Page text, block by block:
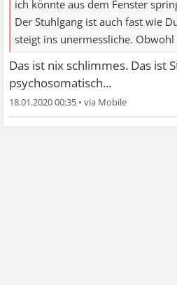
ich könnte aus dem Fenster
Der Stuhlgang ist auch fast wie
steigt ins unermessliche.
Das ist nix schlimmes. Das ist
psychosomatisch...
18.01.2020 00:35 •